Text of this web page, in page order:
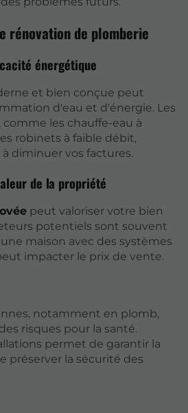
rénovation de plomberie
énergétique
et bien conçue peut
d'eau et d'énergie. Les
les chauffe-eau à
robinets à faible débit,
diminuer vos factures.
de la propriété
peut valoriser votre bien
potentiels sont souvent
maison avec des systèmes
impacter le prix de vente.
notamment en plomb,
risques pour la santé.
permet de garantir la
préserver la sécurité des